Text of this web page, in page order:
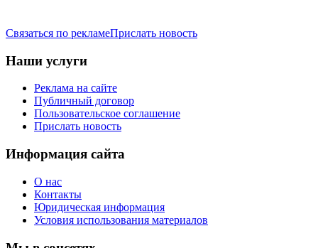
Связаться по рекламеПрислать новость
Наши услуги
Реклама на сайте
Публичный договор
Пользовательское соглашение
Прислать новость
Информация сайта
О нас
Контакты
Юридическая информация
Условия использования материалов